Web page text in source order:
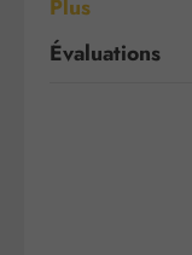
Plus
Évaluations